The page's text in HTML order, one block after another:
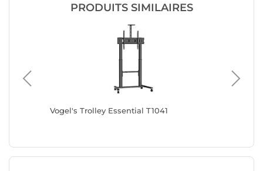
PRODUITS SIMILAIRES
Vogel's Trolley Essential T1041